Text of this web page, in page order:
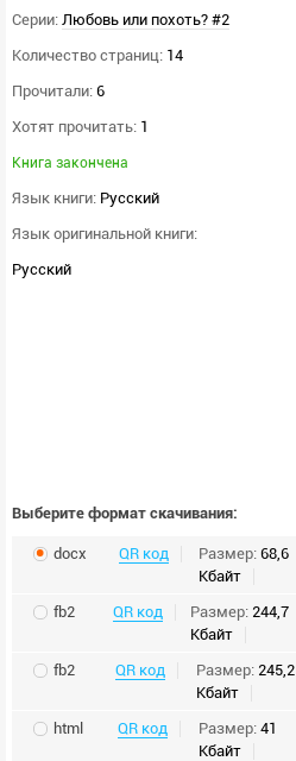
Серии: Любовь или похоть? #2
Количество страниц: 14
Прочитали: 6
Хотят прочитать: 1
Книга закончена
Язык книги: Русский
Язык оригинальной книги:
Русский
Выберите формат скачивания:
docx QR код Размер: 68,6
Кбайт
fb2 QR код Размер: 244,7
Кбайт
fb2 QR код Размер: 245,2
Кбайт
html QR код Размер: 41
Кбайт